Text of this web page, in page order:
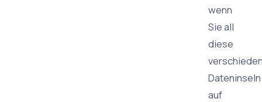
wenn
Sie all
diese
Dateninseln
auf